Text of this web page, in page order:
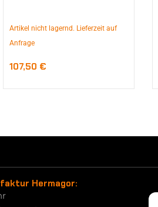
Artikel nicht lagernd. Lieferzeit auf
Anfrage
107,50 €
Hermagor: